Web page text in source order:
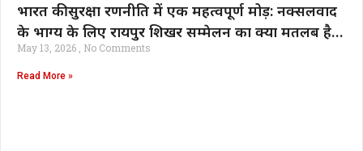
भारत की सुरक्षा रणनीति में एक महत्वपूर्ण मोड़: नक्सलवाद
के भाग्य के लिए रायपुर शिखर सम्मेलन का क्या मतलब है |
भारत समाचार
May 13, 2026 No Comments
Read More »